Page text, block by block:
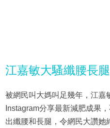
江嘉敏大騷纖腰長腿
被網民叫大媽叫足幾年，江嘉
Instagram分享最新減肥成果
出纖腰和長腿，令網民大讚她